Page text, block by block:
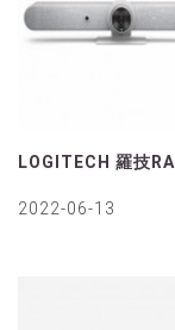
LOGITECH 羅技
2022-06-13